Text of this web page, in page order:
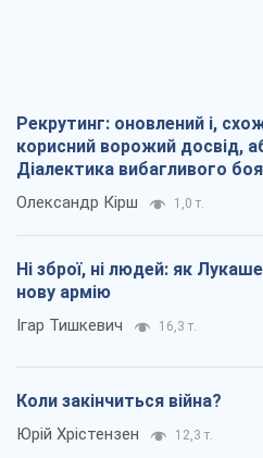
Рекрутинг: оновлений і,
корисний ворожий досвід,
Діалектика вибагливого
Олександр Кірш 1,0 т.
Ні зброї, ні людей: як
нову армію
Ігар Тишкевич 16,3 т.
Коли закінчиться війна?
Юрій Хрістензен 12,3 т.